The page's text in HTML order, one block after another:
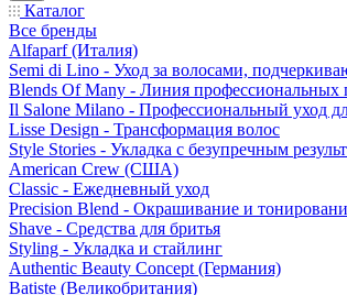
Каталог
Все бренды
Alfaparf (Италия)
Semi di Lino - Уход за волосами,
Blends Of Many - Линия профессиональных
Il Salone Milano - Профессиональный уход
Lisse Design - Трансформация волос
Style Stories - Укладка с безупречным
American Crew (США)
Classic - Ежедневный уход
Precision Blend - Окрашивание и
Shave - Средства для бритья
Styling - Укладка и стайлинг
Authentic Beauty Concept (Германия)
Batiste (Великобритания)